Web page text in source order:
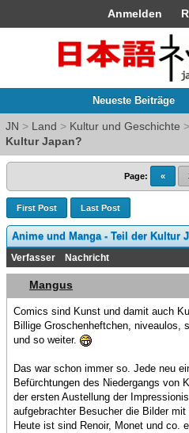
Anmelden
Neueste Beiträge
JN > Land > Kultur und Geschichte >
Kultur Japan?
Page: «
First Post Last Post
Anime und Manga - Teil der Kultur
Verfasser Nachricht
Mangus
Comics sind Kunst und damit auch
Billige Groschenheftchen, niveaulos,
und so weiter.
Das war schon immer so. Jede neu
Befürchtungen des Niedergangs von
der ersten Austellung der
aufgebrachter Besucher die Bilder
Heute ist sind Renoir, Monet und co.